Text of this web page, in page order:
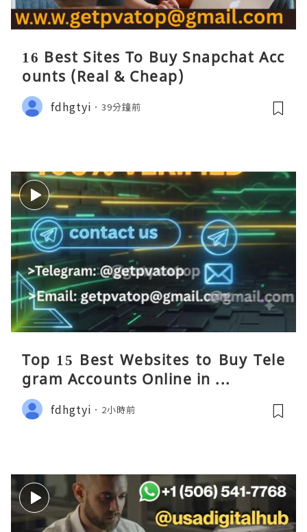
16 Best Sites To Buy Snapchat Acc
ounts (Real & Cheap)
fdhgtyi 39分鐘前
Top 15 Best Websites to Buy Tele
gram Accounts Online in ...
fdhgtyi 2小時前